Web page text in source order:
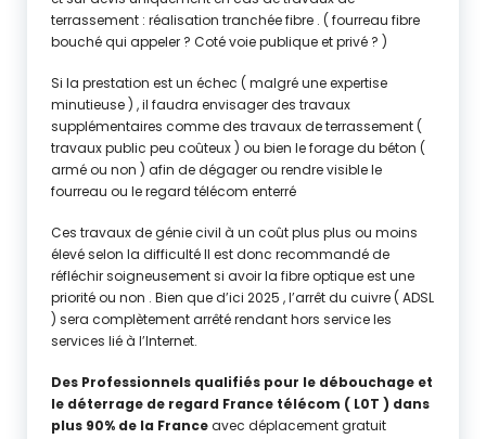
terrassement : réalisation tranchée fibre . ( fourreau fibre
bouché qui appeler ? Coté voie publique et privé ? )
Si la prestation est un échec ( malgré une expertise
minutieuse ) , il faudra envisager des travaux
supplémentaires comme des travaux de terrassement (
travaux public peu coûteux ) ou bien le forage du béton (
armé ou non ) afin de dégager ou rendre visible le
fourreau ou le regard télécom enterré
Ces travaux de génie civil à un coût plus plus ou moins
élevé selon la difficulté Il est donc recommandé de
réfléchir soigneusement si avoir la fibre optique est une
priorité ou non . Bien que d’ici 2025 , l’arrêt du cuivre ( ADSL
) sera complètement arrêté rendant hors service les
services lié à l’Internet.
Des Professionnels qualifiés pour le débouchage et
le déterrage de regard France télécom ( L0T ) dans
plus 90% de la Franceavec déplacement gratuit